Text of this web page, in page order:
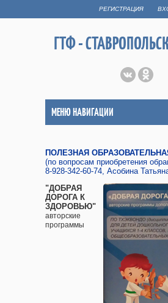
РЕГИСТРАЦИЯ
ГТФ -
МЕНЮ НАВИГАЦИИ
ПОЛЕЗНАЯ
(по вопросам приобретения
8-928-342-60-74, Асобина
"ДОБРАЯ
ДОРОГА К
ЗДОРОВЬЮ"
авторские
программы